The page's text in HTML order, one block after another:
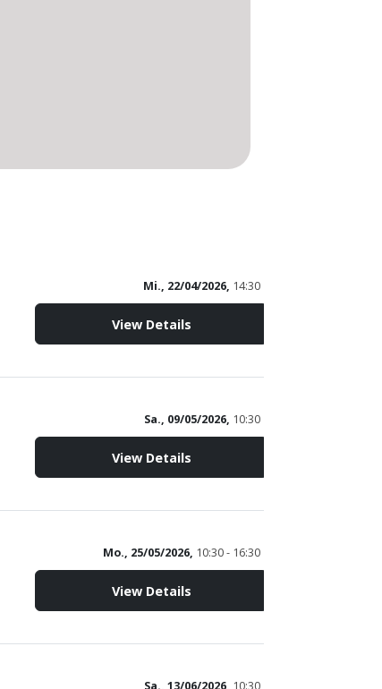
Mi., 22/04/2026, 14:30
View Details
Sa., 09/05/2026, 10:30
View Details
Mo., 25/05/2026, 10:30 - 16:30
View Details
Sa., 13/06/2026, 10:30